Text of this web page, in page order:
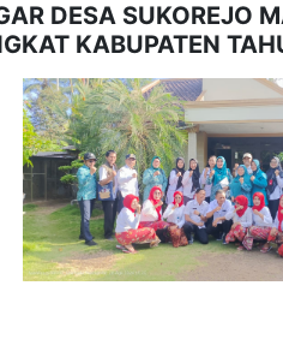
DESA SUKOREJO
KABUPATEN